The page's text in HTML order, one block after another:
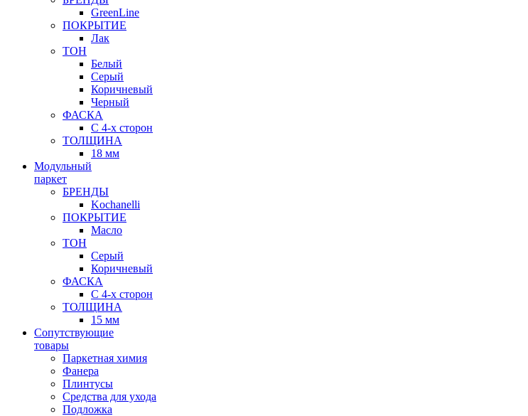
GreenLine
ПОКРЫТИЕ
Лак
ТОН
Белый
Серый
Коричневый
Черный
ФАСКА
С 4-х сторон
ТОЛЩИНА
18 мм
Модульный
паркет
БРЕНДЫ
Kochanelli
ПОКРЫТИЕ
Масло
ТОН
Серый
Коричневый
ФАСКА
С 4-х сторон
ТОЛЩИНА
15 мм
Сопутствующие
товары
Паркетная химия
Фанера
Плинтусы
Средства для ухода
Подложка